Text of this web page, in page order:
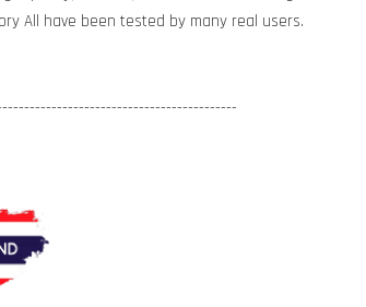
All have been tested by many real users.